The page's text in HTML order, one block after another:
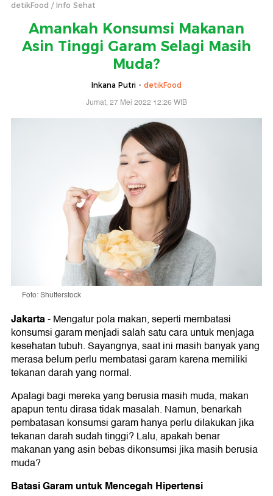
detikFood Info Sehat
Amankah Konsumsi Makanan
Asin Tinggi Garam Selagi Masih
Muda?
Inkana Putri - detikFood
Jumat, 27 Mei 2022 12:26 WIB
Foto: Shutterstock
Jakarta-Mengatur pola makan, seperti membatasi
konsumsi garam menjadi salah satu cara untuk menjaga
kesehatan tubuh. Sayangnya, saat ini masih banyak yang
merasa belum perlu membatasi garam karena memiliki
tekanan darah yang normal.
Apalagi bagi mereka yang berusia masih muda, makan
apapun tentu dirasa tidak masalah. Namun, benarkah
pembatasan konsumsi garam hanya perlu dilakukan jika
tekanan darah sudah tinggi? Lalu, apakah benar
makanan yang asin bebas dikonsumsi jika masih berusia
muda?
Batasi Garam untuk Mencegah Hipertensi